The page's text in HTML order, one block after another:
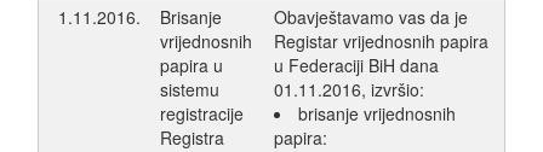
1.11.2016.
Brisanje
vrijednosnih
papira u
sistemu
registracije
Registra
Obavještavamo vas da je
Registar vrijednosnih papira
u Federaciji BiH dana
01.11.2016, izvršio:
brisanje vrijednosnih
papira: